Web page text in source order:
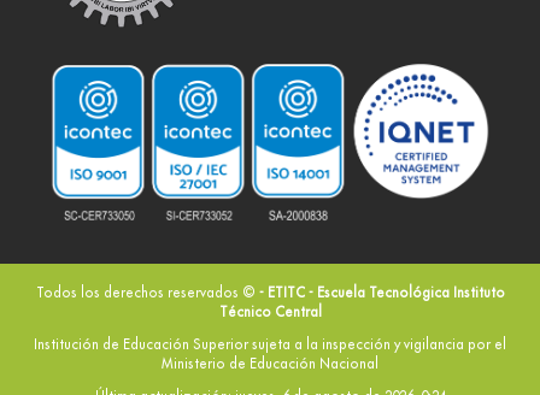
Todos los derechos reservados © - ETITC - Escuela Tecnológica Instituto
Técnico Central
Institución de Educación Superior sujeta a la inspección y vigilancia por el
Ministerio de Educación Nacional